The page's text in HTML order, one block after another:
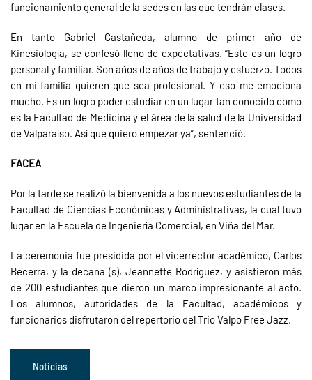
funcionamiento general de la sedes en las que tendrán clases.
En tanto Gabriel Castañeda, alumno de primer año de
Kinesiología, se confesó lleno de expectativas. “Este es un logro
personal y familiar. Son años de años de trabajo y esfuerzo. Todos
en mi familia quieren que sea profesional. Y eso me emociona
mucho. Es un logro poder estudiar en un lugar tan conocido como
es la Facultad de Medicina y el área de la salud de la Universidad
de Valparaíso. Así que quiero empezar ya”, sentenció.
FACEA
Por la tarde se realizó la bienvenida a los nuevos estudiantes de la
Facultad de Ciencias Económicas y Administrativas, la cual tuvo
lugar en la Escuela de Ingeniería Comercial, en Viña del Mar.
La ceremonia fue presidida por el vicerrector académico, Carlos
Becerra, y la decana (s), Jeannette Rodríguez, y asistieron más
de 200 estudiantes que dieron un marco impresionante al acto.
Los alumnos, autoridades de la Facultad, académicos y
funcionarios disfrutaron del repertorio del Trio Valpo Free Jazz.
Noticias